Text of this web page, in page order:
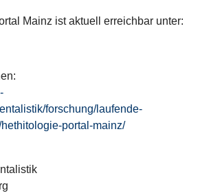
Mainz ist aktuell erreichbar unter:
forschung/laufende-
portal-mainz/